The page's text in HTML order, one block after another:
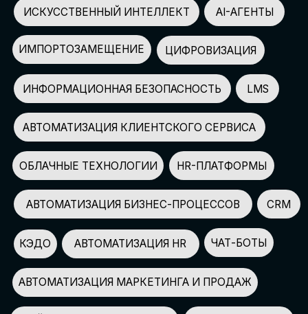
НЕЙРОСЕТИ ДЛЯ БИЗНЕСА
КЭДО АВТОМАТИЗАЦИЯ HR
АВТОМАТИЗАЦИЯ МАРКЕТИНГА И ПРОДАЖ
AI-АССИСТЕНТЫ
ЧАТ-БОТЫ
СПИКЕРОВ
150+
ПАРТНЕРОВ
100+
УЧАСТНИКОВ
2500+